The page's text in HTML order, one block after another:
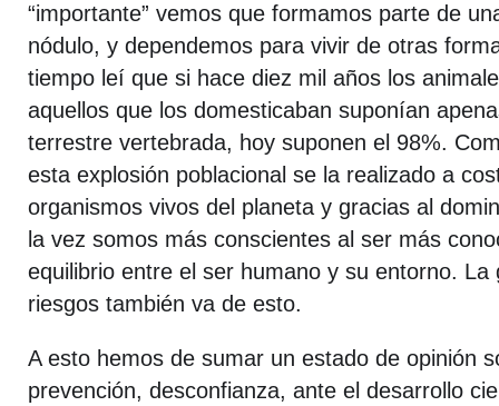
“importante” vemos que formamos parte de
nódulo, y dependemos para vivir de otras
tiempo leí que si hace diez mil años los
aquellos que los domesticaban suponían
terrestre vertebrada, hoy suponen el 98%.
esta explosión poblacional se la realizado a
organismos vivos del planeta y gracias al
la vez somos más conscientes al ser más
equilibrio entre el ser humano y su entorno. La
riesgos también va de esto.
A esto hemos de sumar un estado de opinión
prevención, desconfianza, ante el desarrollo